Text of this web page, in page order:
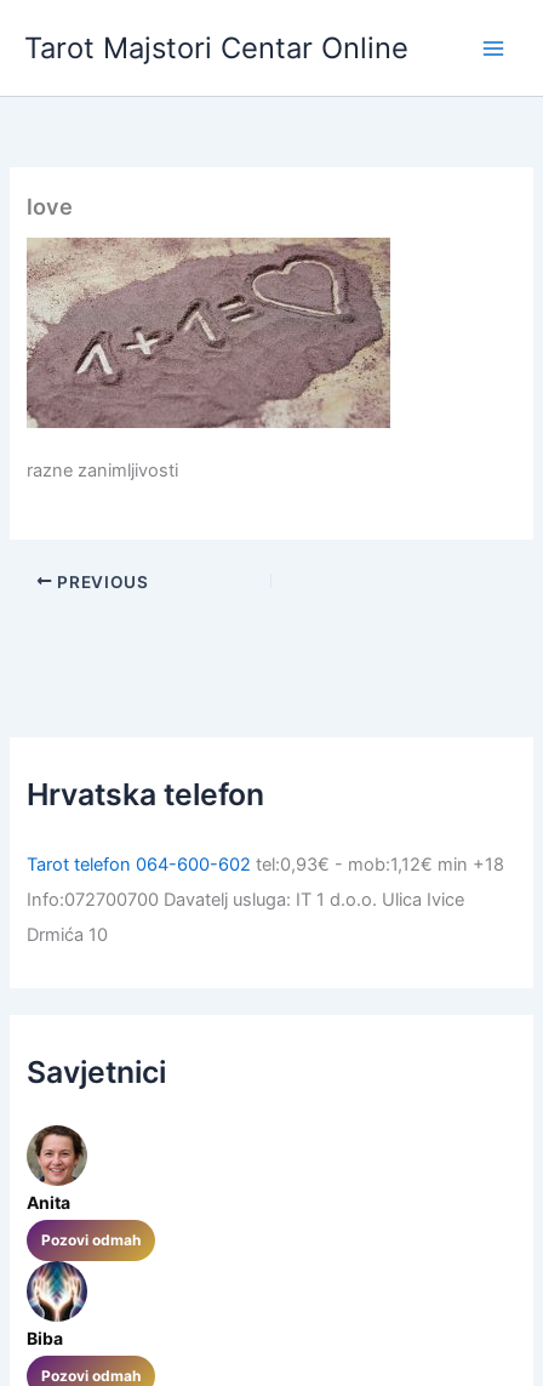
Tarot Majstori Centar Online
love
razne zanimljivosti
PREVIOUS
Hrvatska telefon
Tarot telefon 064-600-602 tel:0,93€ - mob:1,12€ min +18
Info:072700700 Davatelj usluga: IT 1 d.o.o. Ulica Ivice
Drmića 10
Savjetnici
Anita
Pozovi odmah
Biba
Pozovi odmah